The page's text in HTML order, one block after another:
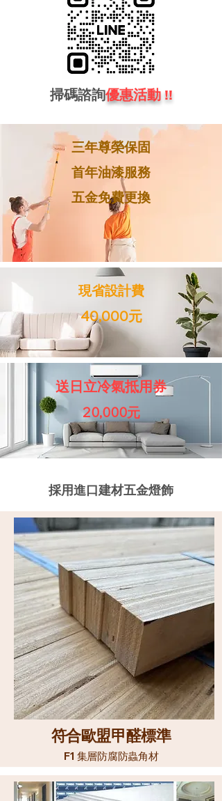
掃碼諮詢優惠活動 !!
三年尊榮保固
首年油漆服務
​五金免費更換
現省設計費
40,000元
送日立冷氣抵用券
20,000元
採用進口建材五金燈飾
​符合歐盟甲醛標準
F1 集層防腐防蟲角材